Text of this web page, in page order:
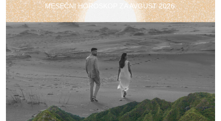
MESEČNI HOROSKOP ZA AVGUST 2026.